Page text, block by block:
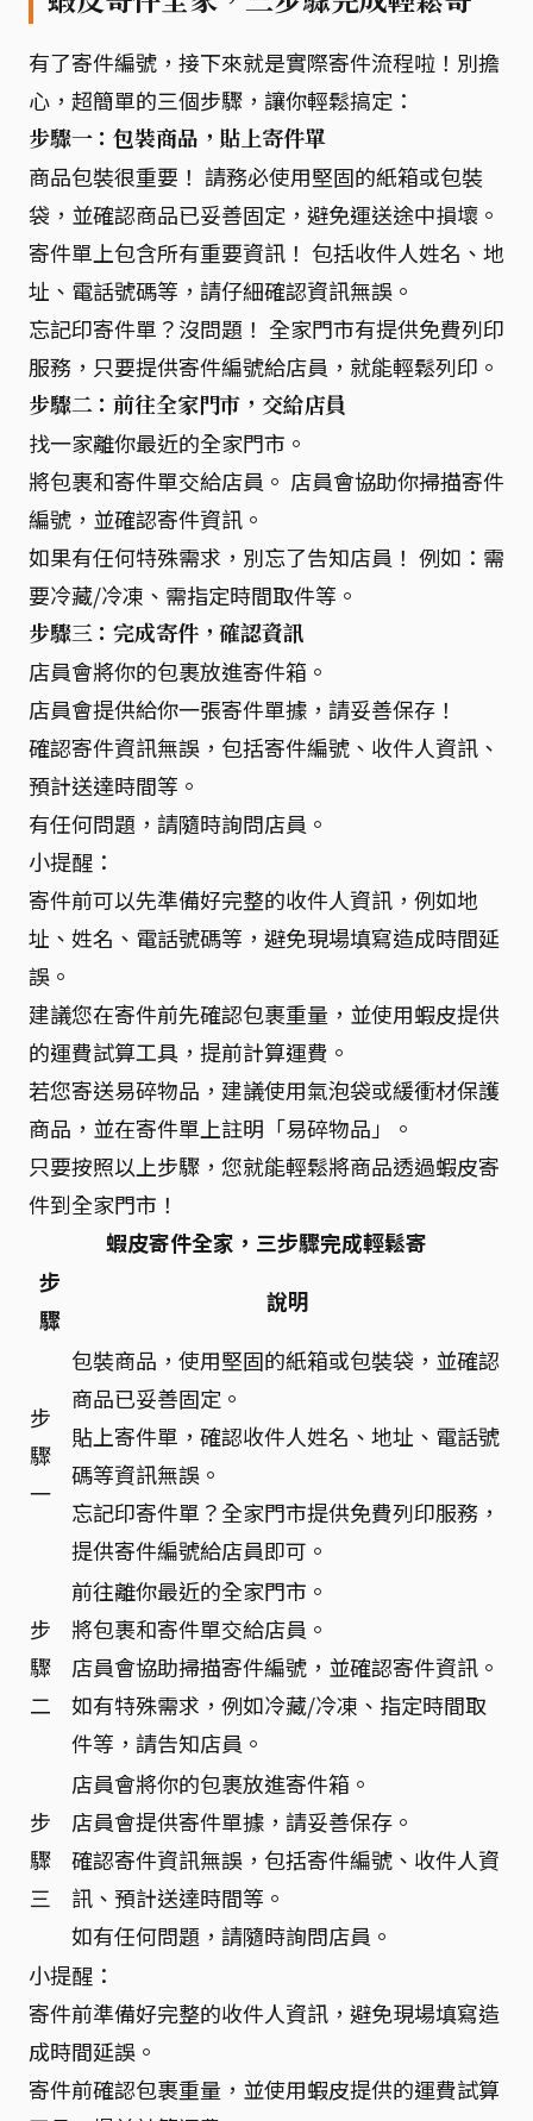
有了寄件編號，接下來就是實際寄件流程啦！別擔
心，超簡單的三個步驟，讓你輕鬆搞定：
步驟一：包裝商品，貼上寄件單
商品包裝很重要！ 請務必使用堅固的紙箱或包裝
袋，並確認商品已妥善固定，避免運送途中損壞。
寄件單上包含所有重要資訊！ 包括收件人姓名、地
址、電話號碼等，請仔細確認資訊無誤。
忘記印寄件單？沒問題！ 全家門市有提供免費列印
服務，只要提供寄件編號給店員，就能輕鬆列印。
步驟二：前往全家門市，交給店員
找一家離你最近的全家門市。
將包裹和寄件單交給店員。 店員會協助你掃描寄件
編號，並確認寄件資訊。
如果有任何特殊需求，別忘了告知店員！ 例如：需
要冷藏/冷凍、需指定時間取件等。
步驟三：完成寄件，確認資訊
店員會將你的包裹放進寄件箱。
店員會提供給你一張寄件單據，請妥善保存！
確認寄件資訊無誤，包括寄件編號、收件人資訊、
預計送達時間等。
有任何問題，請隨時詢問店員。
小提醒：
寄件前可以先準備好完整的收件人資訊，例如地
址、姓名、電話號碼等，避免現場填寫造成時間延
誤。
建議您在寄件前先確認包裹重量，並使用蝦皮提供
的運費試算工具，提前計算運費。
若您寄送易碎物品，建議使用氣泡袋或緩衝材保護
商品，並在寄件單上註明「易碎物品」。
只要按照以上步驟，您就能輕鬆將商品透過蝦皮寄
件到全家門市！
蝦皮寄件全家，三步驟完成輕鬆寄
步
驟
說明
步
驟
一
包裝商品，使用堅固的紙箱或包裝袋，並確認
商品已妥善固定。
貼上寄件單，確認收件人姓名、地址、電話號
碼等資訊無誤。
忘記印寄件單？全家門市提供免費列印服務，
提供寄件編號給店員即可。
步
驟
二
前往離你最近的全家門市。
將包裹和寄件單交給店員。
店員會協助掃描寄件編號，並確認寄件資訊。
如有特殊需求，例如冷藏/冷凍、指定時間取
件等，請告知店員。
步
驟
三
店員會將你的包裹放進寄件箱。
店員會提供寄件單據，請妥善保存。
確認寄件資訊無誤，包括寄件編號、收件人資
訊、預計送達時間等。
如有任何問題，請隨時詢問店員。
小提醒：
寄件前準備好完整的收件人資訊，避免現場填寫造
成時間延誤。
寄件前確認包裹重量，並使用蝦皮提供的運費試算